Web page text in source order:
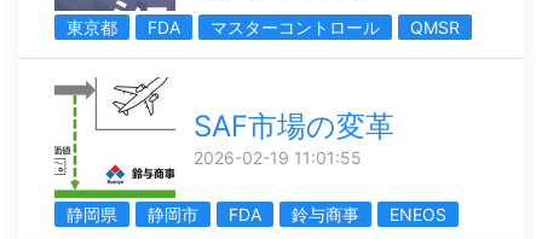
東京都
FDA マスターコントロール QMSR
SAF市場の変革
2026-02-19 11:01:55
静岡県 静岡市 FDA 鈴与商事 ENEOS